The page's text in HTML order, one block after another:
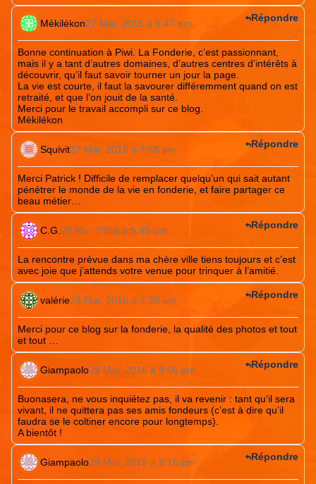
Mèkilékon27 Mai. 2016 à 6:47 pm
Bonne continuation à Piwi. La Fonderie, c’est passionnant,
mais il y a tant d’autres domaines, d’autres centres d’intérêts à
découvrir, qu’il faut savoir tourner un jour la page.
La vie est courte, il faut la savourer différemment quand on est
retraité, et que l’on jouit de la santé.
Merci pour le travail accompli sur ce blog.
Mèkilékon
Répondre
Squivit27 Mai. 2016 à 7:58 pm
Merci Patrick ! Difficile de remplacer quelqu’un qui sait autant
pénétrer le monde de la vie en fonderie, et faire partager ce
beau métier…
Répondre
C.G. 28 Mai. 2016 à 9:45 am
La rencontre prévue dans ma chère ville tiens toujours et c’est
avec joie que j’attends votre venue pour trinquer à l’amitié.
Répondre
valérie29 Mai. 2016 à 7:20 am
Merci pour ce blog sur la fonderie, la qualité des photos et tout
et tout …
Répondre
Giampaolo29 Mai. 2016 à 9:06 pm
Buonasera, ne vous inquiétez pas, il va revenir : tant qu’il sera
vivant, il ne quittera pas ses amis fondeurs (c’est à dire qu’il
faudra se le coltiner encore pour longtemps).
A bientôt !
Répondre
Giampaolo29 Mai. 2016 à 9:16 pm Répondre